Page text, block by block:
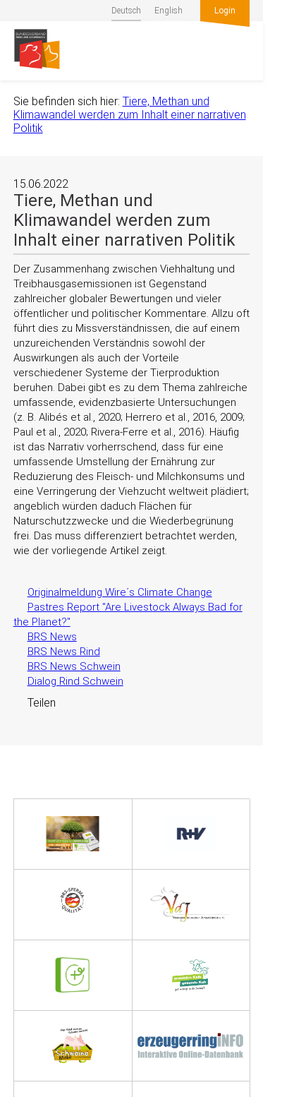
Deutsch English Login
Sie befinden sich hier: Tiere, Methan und
Klimawandel werden zum Inhalt einer narrativen
Politik
15.06.2022
Tiere, Methan und
Klimawandel werden zum
Inhalt einer narrativen Politik
Der Zusammenhang zwischen Viehhaltung und
Treibhausgasemissionen ist Gegenstand
zahlreicher globaler Bewertungen und vieler
öffentlicher und politischer Kommentare. Allzu oft
führt dies zu Missverständnissen, die auf einem
unzureichenden Verständnis sowohl der
Auswirkungen als auch der Vorteile
verschiedener Systeme der Tierproduktion
beruhen. Dabei gibt es zu dem Thema zahlreiche
umfassende, evidenzbasierte Untersuchungen
(z. B. Alibés et al., 2020; Herrero et al., 2016, 2009;
Paul et al., 2020; Rivera-Ferre et al., 2016). Häufig
ist das Narrativ vorherrschend, dass für eine
umfassende Umstellung der Ernährung zur
Reduzierung des Fleisch- und Milchkonsums und
eine Verringerung der Viehzucht weltweit plädiert;
angeblich würden daduch Flächen für
Naturschutzzwecke und die Wiederbegrünung
frei. Das muss differenziert betrachtet werden,
wie der vorliegende Artikel zeigt.
Originalmeldung Wire´s Climate Change
Pastres Report "Are Livestock Always Bad for
the Planet?"
BRS News
BRS News Rind
BRS News Schwein
Dialog Rind Schwein
Teilen